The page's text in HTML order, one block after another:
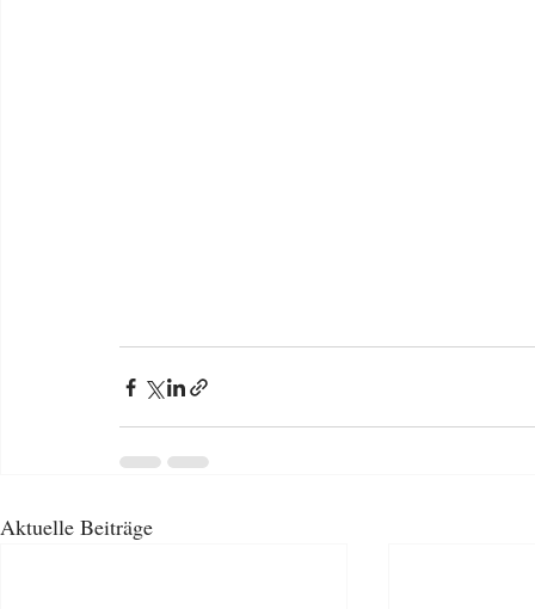
Aktuelle Beiträge